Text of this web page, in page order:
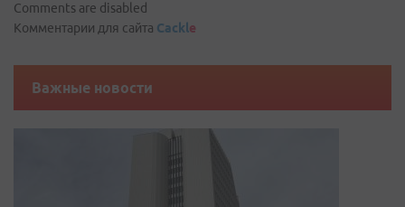
Comments are disabled
Комментарии для сайта Cackle
Важные новости